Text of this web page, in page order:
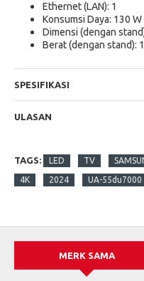
Ethernet (LAN): 1
Konsumsi Daya: 130 W
Dimensi (dengan
Berat (dengan stand):
SPESIFIKASI
ULASAN
TAGS: LED TV
4K 2024 UA-55du7000
MERK SAMA